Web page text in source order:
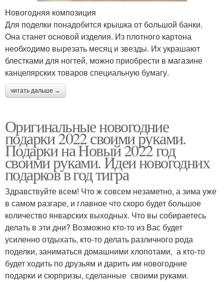
Новогодняя композиция
Для поделки понадобится крышка от большой банки.
Она станет основой изделия. Из плотного картона
необходимо вырезать месяц и звезды. Их украшают
блестками для ногтей, можно приобрести в магазине
канцелярских товаров специальную бумагу.
читать дальше →
Оригинальные новогодние
подарки 2022 своими руками.
Подарки на Новый 2022 год
своими руками. Идеи новогодних
подарков в год тигра
Здравствуйте всем! Что ж совсем незаметно, а зима уже
в самом разгаре, и главное что скоро будет большое
количество январских выходных. Что вы собираетесь
делать в эти дни? Возможно кто-то из Вас будет
усиленно отдыхать, кто-то делать различного рода
поделки, заниматься домашними хлопотами, а кто-то
будет ходить по друзьям и дарить им новогодние
подарки и сюрпризы, сделанные своими руками.